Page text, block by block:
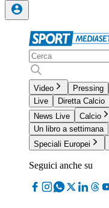
Video Pressing
Live
Diretta Calcio
News Live
Calcio
Un libro a settimana
Speciali Europei
Seguici anche su